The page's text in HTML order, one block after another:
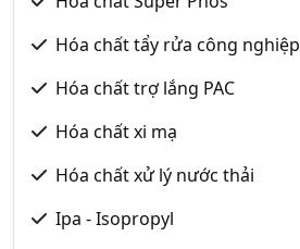
Hóa chất tẩy rửa công nghiệp
Hóa chất trợ lắng PAC
Hóa chất xi mạ
Hóa chất xử lý nước thải
Ipa - Isopropyl